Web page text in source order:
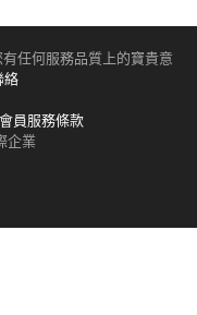
任何服務品質上的寶貴意
絡
會員服務條款
企業